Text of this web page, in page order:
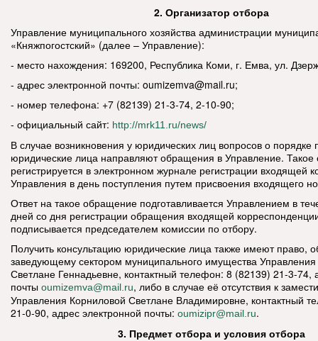
2. Организатор отбора
Управление муниципального хозяйства администрации
«Княжпогостский» (далее – Управление):
- место нахождения: 169200, Республика Коми, г. Емва, ул.
- адрес электронной почты: oumizemva@mail.ru;
- номер телефона: +7 (82139) 21-3-74, 2-10-90;
- официальный сайт: http://mrk11.ru/news/
В случае возникновения у юридических лиц вопросов о порядке
юридические лица направляют обращения в Управление.
регистрируется в электронном журнале регистрации входящей
Управления в день поступления путем присвоения входящего
Ответ на такое обращение подготавливается Управлением в
дней со дня регистрации обращения входящей
подписывается председателем комиссии по отбору.
Получить консультацию юридические лица также имеют право,
заведующему сектором муниципального имущества
Светлане Геннадьевне, контактный телефон: 8 (82139) 21-3-74,
почты oumizemva@mail.ru, либо в случае её отсутствия к
Управления Корниловой Светлане Владимировне, контактный
21-0-90, адрес электронной почты: oumizipr@mail.ru.
3. Предмет отбора и условия отбора